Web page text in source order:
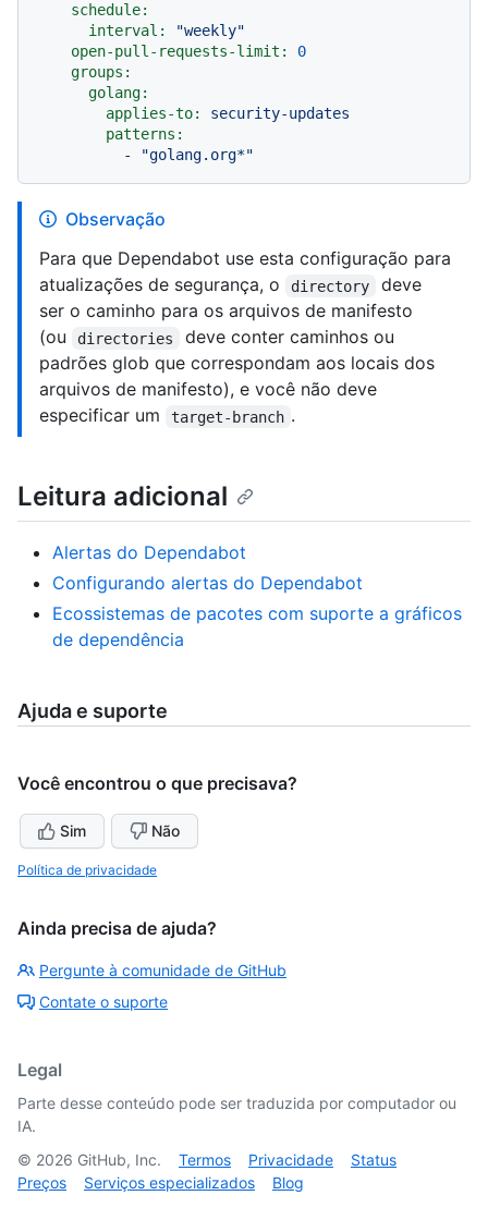
schedule:
interval:
"weekly"
open-pull-requests-limit:
0
groups:
golang:
applies-to:
security-updates
patterns:
-
"golang.org*"
Observação
Para que Dependabot use esta configuração para
atualizações de segurança, o
directory
deve
ser o caminho para os arquivos de manifesto
(ou
directories
deve conter caminhos ou
padrões glob que correspondam aos locais dos
arquivos de manifesto), e você não deve
especificar um
target-branch .
Leitura adicional
Alertas do Dependabot
Configurando alertas do Dependabot
Ecossistemas de pacotes com suporte a gráficos
de dependência
Ajuda e suporte
Você encontrou o que precisava?
Sim Não
Política de privacidade
Ainda precisa de ajuda?
Pergunte à comunidade de GitHub
Contate o suporte
Legal
Parte desse conteúdo pode ser traduzida por computador ou
IA.
© 2026 GitHub, Inc. Termos Privacidade
Status
Preços
Serviços especializados Blog